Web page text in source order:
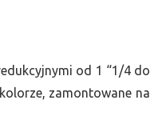
od 1 “1/4 do
zamontowane na